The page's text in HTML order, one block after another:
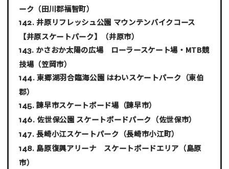
ーク （田川郡福智町）
井原リフレッシュ公園 マウンテンバイクコース
【井原スケートパーク】
（井原市）
かさおか太陽の広場 ローラースケート場・MTB競
技場 （笠岡市）
東郷湖羽合臨海公園 はわいスケートパーク （東伯
郡）
諫早市スケートボード場 （諫早市）
佐世保公園 スケートボードパーク （佐世保市）
長崎小江スケートパーク （長崎市小江町）
島原復興アリーナ スケートボードエリア （島原
市）